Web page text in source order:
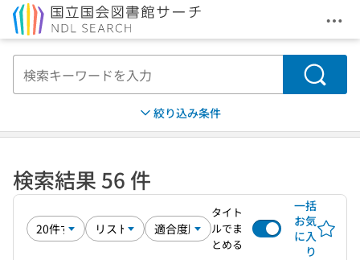
メ
検索
絞り込み条件
検索結果 56 件
タイト
ルでま
とめる
一括
お気
に入
り